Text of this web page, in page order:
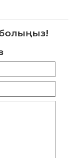
болыңыз!